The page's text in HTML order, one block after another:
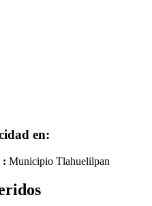
en:
: Municipio Tlahuelilpan